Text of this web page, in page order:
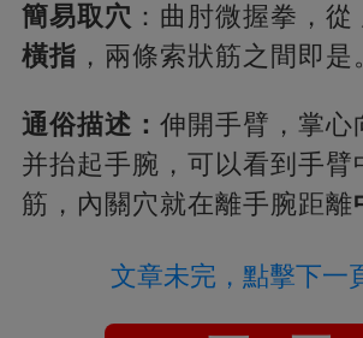
簡易取穴 ：曲肘微握拳，從
橫指 ，兩條索狀筋之間即是
通俗描述： 伸開手臂，掌心
并抬起手腕，可以看到手臂
筋，內關穴就在離手腕距離
文章未完，點擊下一